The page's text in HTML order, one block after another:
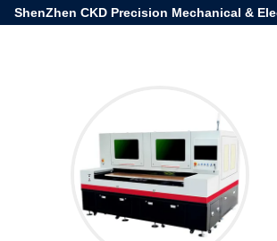
ShenZhen CKD Precision Mechanical &